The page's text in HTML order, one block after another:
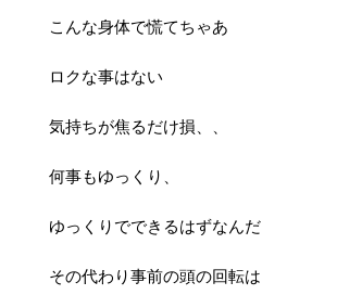
こんな身体で慌てちゃあ
ロクな事はない
気持ちが焦るだけ損、、
何事もゆっくり、
ゆっくりでできるはずなんだ
その代わり事前の頭の回転は